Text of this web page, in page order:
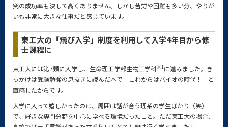
究の成功率も決して高くありません。しかし苦労や困難も多い分、やりが
いも非常に大きな仕事だと感じています。
東工大の「飛び入学」制度を利用して入学4年目から修
士課程に
東工大には第7類に入学し、生命理工学部生物工学科※1 に進みました。き
っかけは受験勉強の息抜きに読んだ本で「これからはバイオの時代！」と
直感したからです。
大学に入って嬉しかったのは、周囲は話が合う理系の学生ばかり（笑）
で、好きな専門分野を中心に学べる環境だったこと。ただ東工大の場合、